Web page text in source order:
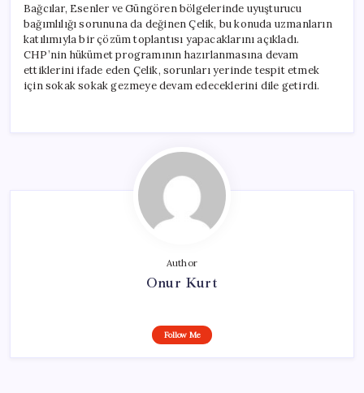
Bağcılar, Esenler ve Güngören bölgelerinde uyuşturucu
bağımlılığı sorununa da değinen Çelik, bu konuda uzmanların
katılımıyla bir çözüm toplantısı yapacaklarını açıkladı.
CHP’nin hükümet programının hazırlanmasına devam
ettiklerini ifade eden Çelik, sorunları yerinde tespit etmek
için sokak sokak gezmeye devam edeceklerini dile getirdi.
Author
Onur Kurt
Follow Me